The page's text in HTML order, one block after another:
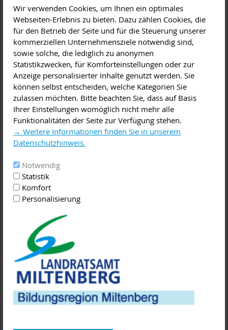
Wir verwenden Cookies, um Ihnen ein optimales
Webseiten-Erlebnis zu bieten. Dazu zählen Cookies, die
für den Betrieb der Seite und für die Steuerung unserer
kommerziellen Unternehmensziele notwendig sind,
sowie solche, die lediglich zu anonymen
Statistikzwecken, für Komforteinstellungen oder zur
Anzeige personalisierter Inhalte genutzt werden. Sie
können selbst entscheiden, welche Kategorien Sie
zulassen möchten. Bitte beachten Sie, dass auf Basis
Ihrer Einstellungen womöglich nicht mehr alle
Funktionalitäten der Seite zur Verfügung stehen.
→ Weitere Informationen finden Sie in unserem
Datenschutzhinweis.
Notwendig
Statistik
Komfort
Personalisierung
bieten Existenzgründer:innen und mittelständischen
Unternehmen eine honorarfreie Beratung an. Zu den
Beratungsschwerpunkten zählen u. a.: Planung- und
Finanzierung, Rechnungswesen, Optimierung von
Organisationsabläufen, Produktion, Vertrieb und Marketing
sowie Personalwesen, Aus- und Weiterbildung. Auch die
Existenzsicherung und die Unternehmensnachfolge sind
Themen der Sprechtage. Die jeweils 45-minütigen
Beratungsgespräche finden vormittags statt.
Weitere Informationen erhalten Sie unter
ächster Termin ist am 18.01.2023 in der ZENTEC GmbH
Anmeldung unter
Anmeldeschluss ist am 16.01.2023
Kontakt: Vanessa Scheyk,Telefon
anmeldung@zentec.de